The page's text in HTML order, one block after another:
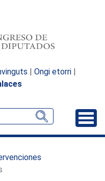
| Ongi etorri |